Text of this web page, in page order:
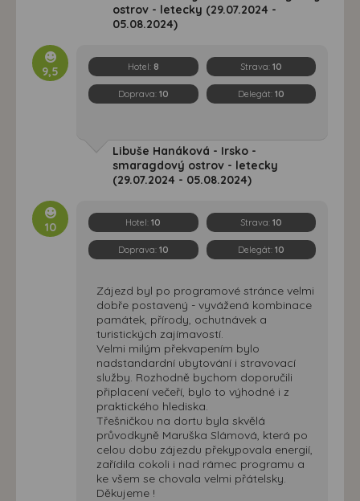
ostrov - letecky (29.07.2024 -
05.08.2024)
9,5 Hotel: 8 Strava: 10
Doprava: 10 Delegát: 10
Libuše Hanáková - Irsko -
smaragdový ostrov - letecky
(29.07.2024 - 05.08.2024)
10 Hotel:10 Strava: 10
Doprava: 10 Delegát: 10
Zájezd byl po programové stránce velmi
dobře postavený - vyvážená kombinace
památek, přírody, ochutnávek a
turistických zajímavostí.
Velmi milým překvapením bylo
nadstandardní ubytování i stravovací
služby. Rozhodně bychom doporučili
připlacení večeří, bylo to výhodné i z
praktického hlediska.
Třešničkou na dortu byla skvělá
průvodkyně Maruška Slámová, která po
celou dobu zájezdu překypovala energií,
zařídila cokoli i nad rámec programu a
ke všem se chovala velmi přátelsky.
Děkujeme !